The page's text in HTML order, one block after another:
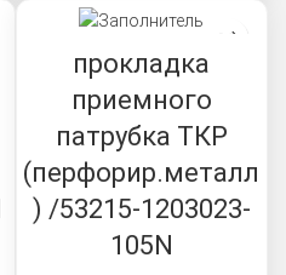
прокладка
приемного
патрубка ТКР
(перфорир.металл
) /53215-1203023-
105N